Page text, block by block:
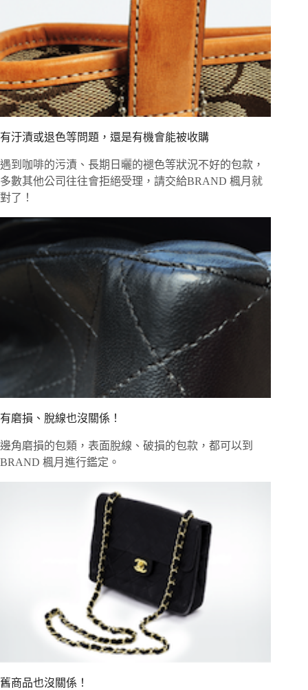
有汙漬或退色等問題，還是有機會能被收購
遇到咖啡的污漬、長期日曬的褪色等狀況不好的包款，
多數其他公司往往會拒絕受理，請交給BRAND 楓月就
對了！
有磨損、脫線也沒關係！
邊角磨損的包類，表面脫線、破損的包款，都可以到
BRAND 楓月進行鑑定。
舊商品也沒關係！